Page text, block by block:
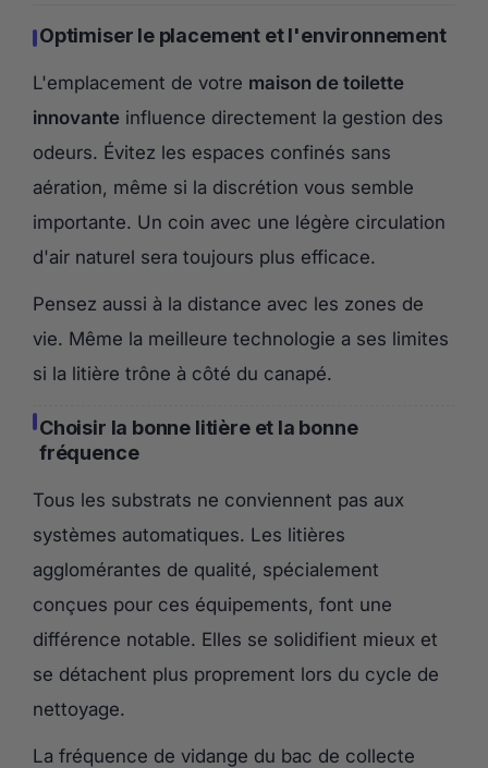
Optimiser le placement et l'environnement
L'emplacement de votre maison de toilette
innovante influence directement la gestion des
odeurs. Évitez les espaces confinés sans
aération, même si la discrétion vous semble
importante. Un coin avec une légère circulation
d'air naturel sera toujours plus efficace.
Pensez aussi à la distance avec les zones de
vie. Même la meilleure technologie a ses limites
si la litière trône à côté du canapé.
Choisir la bonne litière et la bonne
fréquence
Tous les substrats ne conviennent pas aux
systèmes automatiques. Les litières
agglomérantes de qualité, spécialement
conçues pour ces équipements, font une
différence notable. Elles se solidifient mieux et
se détachent plus proprement lors du cycle de
nettoyage.
La fréquence de vidange du bac de collecte